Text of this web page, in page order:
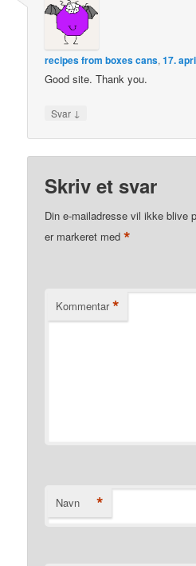
recipes from boxes cans,17.
Good site. Thank you.
Svar ↓
Skriv et svar
Din e-mailadresse vil ikke blive
er markeret med*
Kommentar *
Navn *